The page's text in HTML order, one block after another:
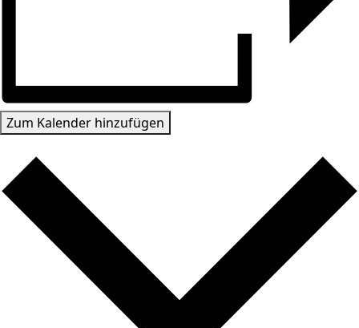
Zum Kalender hinzufügen